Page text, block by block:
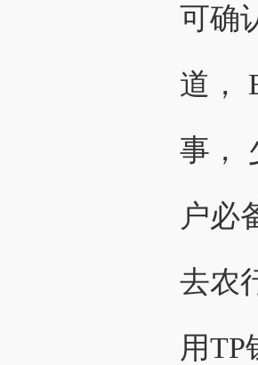
可确
道，
事，
户必
去农
用